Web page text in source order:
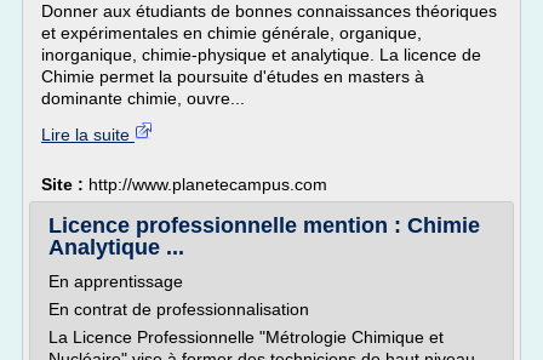
Donner aux étudiants de bonnes connaissances théoriques
et expérimentales en chimie générale, organique,
inorganique, chimie-physique et analytique. La licence de
Chimie permet la poursuite d'études en masters à
dominante chimie, ouvre...
Lire la suite
Site : http://www.planetecampus.com
Licence professionnelle mention : Chimie
Analytique ...
En apprentissage
En contrat de professionnalisation
La Licence Professionnelle "Métrologie Chimique et